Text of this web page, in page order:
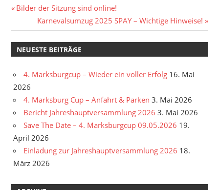
Beitragsnavigation
Vorheriger
Beitrag:
Bilder der Sitzung sind online!
Nächster
Beitrag:
Karnevalsumzug 2025 SPAY – Wichtige Hinweise!
NEUESTE BEITRÄGE
4. Marksburgcup – Wieder ein voller Erfolg 16. Mai
2026
4. Marksburg Cup – Anfahrt & Parken 3. Mai 2026
Bericht Jahreshauptversammlung 2026 3. Mai 2026
Save The Date – 4. Marksburgcup 09.05.2026 19.
April 2026
Einladung zur Jahreshauptversammlung 2026 18.
März 2026